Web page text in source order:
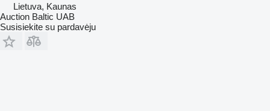
Lietuva, Kaunas
Auction Baltic UAB
Susisiekite su pardavėju